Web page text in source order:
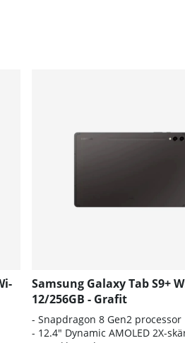
Samsung Galaxy Tab S9+
12/256GB - Grafit
- Snapdragon 8 Gen2 processor
- 12.4" Dynamic AMOLED 2X-